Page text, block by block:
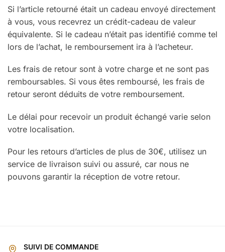
Si l’article retourné était un cadeau envoyé directement
à vous, vous recevrez un crédit-cadeau de valeur
équivalente. Si le cadeau n’était pas identifié comme tel
lors de l’achat, le remboursement ira à l’acheteur.
Les frais de retour sont à votre charge et ne sont pas
remboursables. Si vous êtes remboursé, les frais de
retour seront déduits de votre remboursement.
Le délai pour recevoir un produit échangé varie selon
votre localisation.
Pour les retours d’articles de plus de 30€, utilisez un
service de livraison suivi ou assuré, car nous ne
pouvons garantir la réception de votre retour.
SUIVI DE COMMANDE